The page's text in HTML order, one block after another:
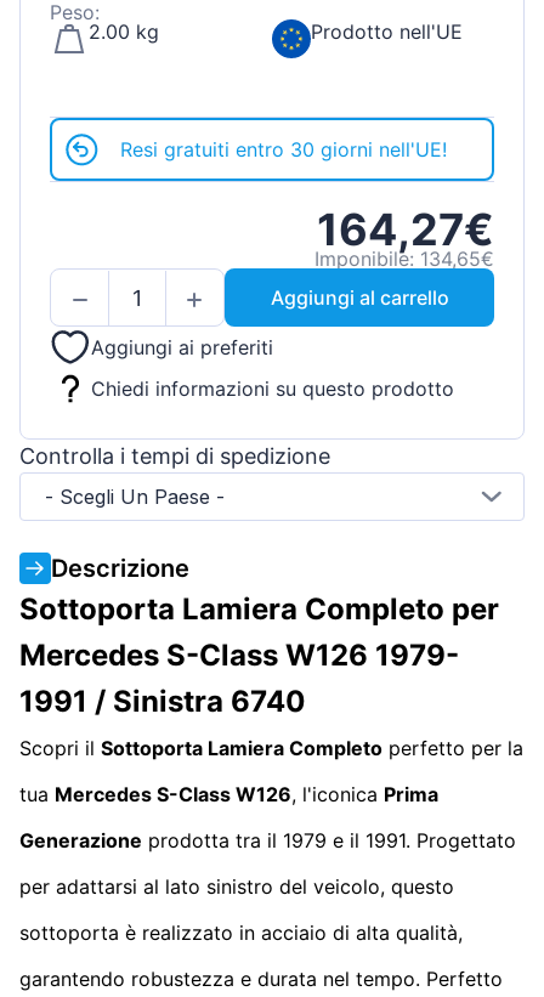
Peso:
2.00 kg
Prodotto nell'UE
Resi gratuiti entro 30 giorni nell'UE!
164,27€
Imponibile: 134,65€
Aggiungi al carrello
Aggiungi ai preferiti
Chiedi informazioni su questo prodotto
Controlla i tempi di spedizione
- Scegli Un Paese -
Descrizione
Sottoporta Lamiera Completo per
Mercedes S-Class W126 1979-
1991 / Sinistra 6740
Scopri il Sottoporta Lamiera Completo perfetto per la
tua Mercedes S-Class W126, l'iconica Prima
Generazione prodotta tra il 1979 e il 1991. Progettato
per adattarsi al lato sinistro del veicolo, questo
sottoporta è realizzato in acciaio di alta qualità,
garantendo robustezza e durata nel tempo. Perfetto